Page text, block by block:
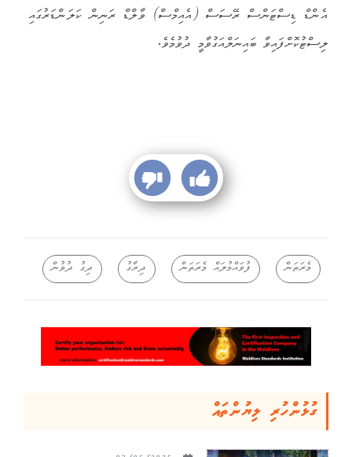
އެންޑް ޑިސްޓަންސް ރޭސަސް (އެއިމްސް) ވާލްޑް ރަނިން ކަލަންޑަރުގައި
ލިސްޓުކޮށްފައިވާ ބައިނަލްއަގުވާމީ ދުވުމެވެ.
މެރަތަން ފުވައްމުލައް މެރަތަން ދިރާގު ދިގު ދުވުން
ގުޅުންހުރި ލިޔުންތައް